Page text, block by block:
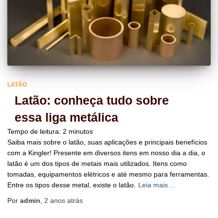
LATÃO
Latão: conheça tudo sobre
essa liga metálica
Tempo de leitura: 2 minutos
Saiba mais sobre o latão, suas aplicações e principais benefícios
com a Kingler! Presente em diversos itens em nosso dia a dia, o
latão é um dos tipos de metais mais utilizados. Itens como
tomadas, equipamentos elétricos e até mesmo para ferramentas.
Entre os tipos desse metal, existe o latão.
Leia mais…
Por admin 2 anos atrás